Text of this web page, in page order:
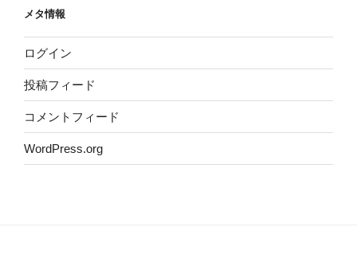
メタ情報
ログイン
投稿フィード
コメントフィード
WordPress.org